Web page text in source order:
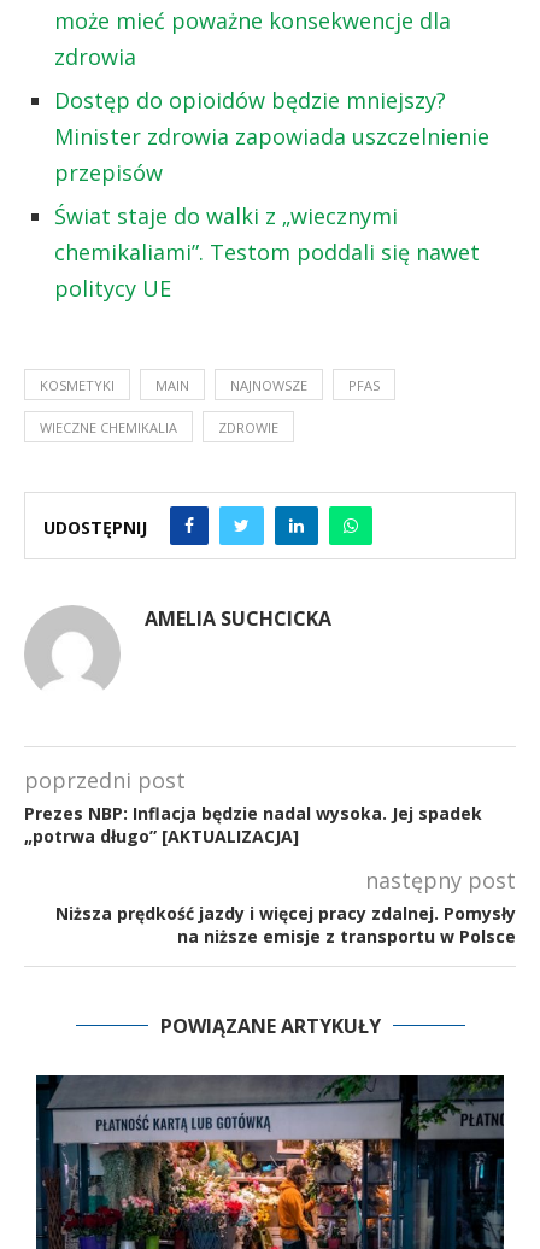
może mieć poważne konsekwencje dla
zdrowia
Dostęp do opioidów będzie mniejszy?
Minister zdrowia zapowiada uszczelnienie
przepisów
Świat staje do walki z „wiecznymi
chemikaliami”. Testom poddali się nawet
politycy UE
KOSMETYKI MAIN NAJNOWSZE PFAS
WIECZNE CHEMIKALIA ZDROWIE
UDOSTĘPNIJ
AMELIA SUCHCICKA
poprzedni post
Prezes NBP: Inflacja będzie nadal wysoka. Jej spadek
„potrwa długo” [AKTUALIZACJA]
następny post
Niższa prędkość jazdy i więcej pracy zdalnej. Pomysły
na niższe emisje z transportu w Polsce
POWIĄZANE ARTYKUŁY